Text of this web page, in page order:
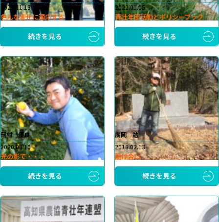
2023.11.13
色んな変化に適応する
続きを見る
2022.01.05
青壮年部活動とポリシーブック
続きを見る
岡村 優良
2020.03.10
光の影で・・・
続きを見る
廣岡 勉
2018.02.13
助け合い
続きを見る